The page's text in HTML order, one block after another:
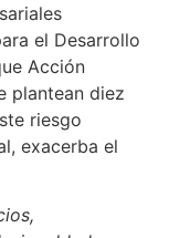
el Desarrollo
Acción
plantean diez
riesgo
exacerba el